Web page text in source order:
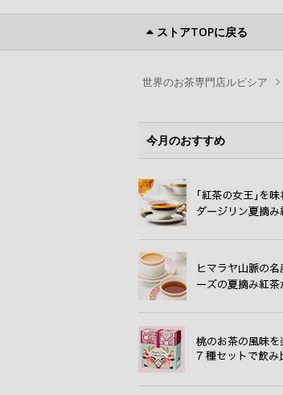
ストアTOPに戻る
世界のお茶専門店ルピシア
今月のおすすめ